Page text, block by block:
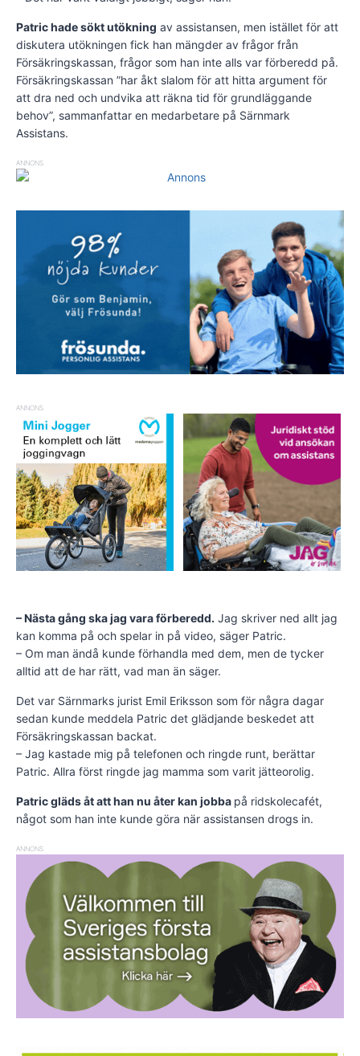
Patric hade sökt utökning av assistansen, men istället för att
diskutera utökningen fick han mängder av frågor från
Försäkringskassan, frågor som han inte alls var förberedd på.
Försäkringskassan ”har åkt slalom för att hitta argument för
att dra ned och undvika att räkna tid för grundläggande
behov”, sammanfattar en medarbetare på Särnmark
Assistans.
ANNONS
ANNONS
– Nästa gång ska jag vara förberedd. Jag skriver ned allt jag
kan komma på och spelar in på video, säger Patric.
– Om man ändå kunde förhandla med dem, men de tycker
alltid att de har rätt, vad man än säger.
Det var Särnmarks jurist Emil Eriksson som för några dagar
sedan kunde meddela Patric det glädjande beskedet att
Försäkringskassan backat.
– Jag kastade mig på telefonen och ringde runt, berättar
Patric. Allra först ringde jag mamma som varit jätteorolig.
Patric gläds åt att han nu åter kan jobba på ridskolecafét,
något som han inte kunde göra när assistansen drogs in.
ANNONS